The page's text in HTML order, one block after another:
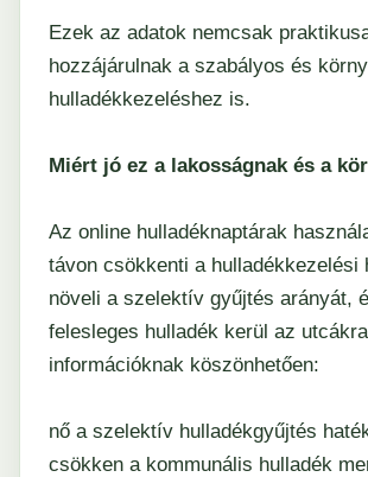
Ezek az adatok nemcsak
hozzájárulnak a szabályos és
hulladékkezeléshez is.
Miért jó ez a lakosságnak és a
Az online hulladéknaptárak
távon csökkenti a hulladékkezelési
növeli a szelektív gyűjtés arányát,
felesleges hulladék kerül az
információknak köszönhetően:
nő a szelektív hulladékgyűjtés
csökken a kommunális hulladék